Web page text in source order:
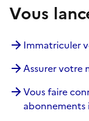
Vous
Immatriculer
Assurer votre
Vous faire